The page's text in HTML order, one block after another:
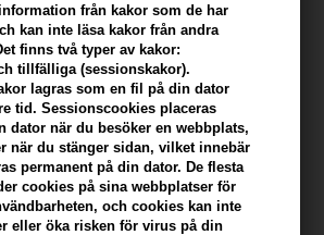
från kakor som de har
kan inte läsa kakor från andra
finns två typer av kakor:
tillfälliga (sessionskakor).
lagras som en fil på din dator
tid. Sessionscookies placeras
dator när du besöker en webbplats,
när du stänger sidan, vilket innebär
permanent på din dator. De flesta
cookies på sina webbplatser för
och cookies kan inte
eller öka risken för virus på din
Expert Metal Dx Duo
Expert Brand:Loreal Serie Expert
- 13.08.26